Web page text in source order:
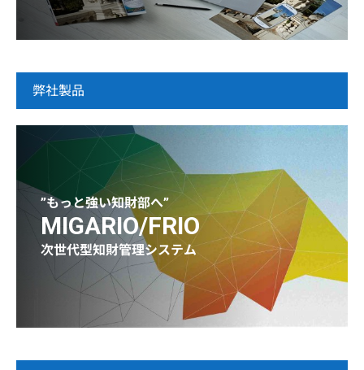
弊社製品
”もっと強い知財部へ”
MIGARIO/FRIO
次世代型知財管理システム